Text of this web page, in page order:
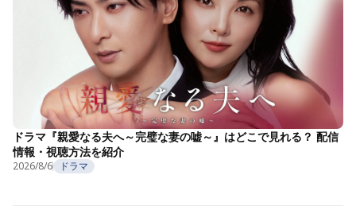
ドラマ『親愛なる夫へ～完璧な妻の嘘～』はどこで見れる？ 配信
情報・視聴方法を紹介
2026/8/6 ドラマ